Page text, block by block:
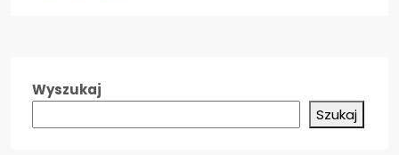
Wyszukaj
Szukaj